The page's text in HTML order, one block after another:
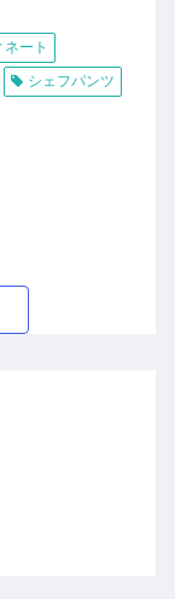
ネート
シェフパンツ